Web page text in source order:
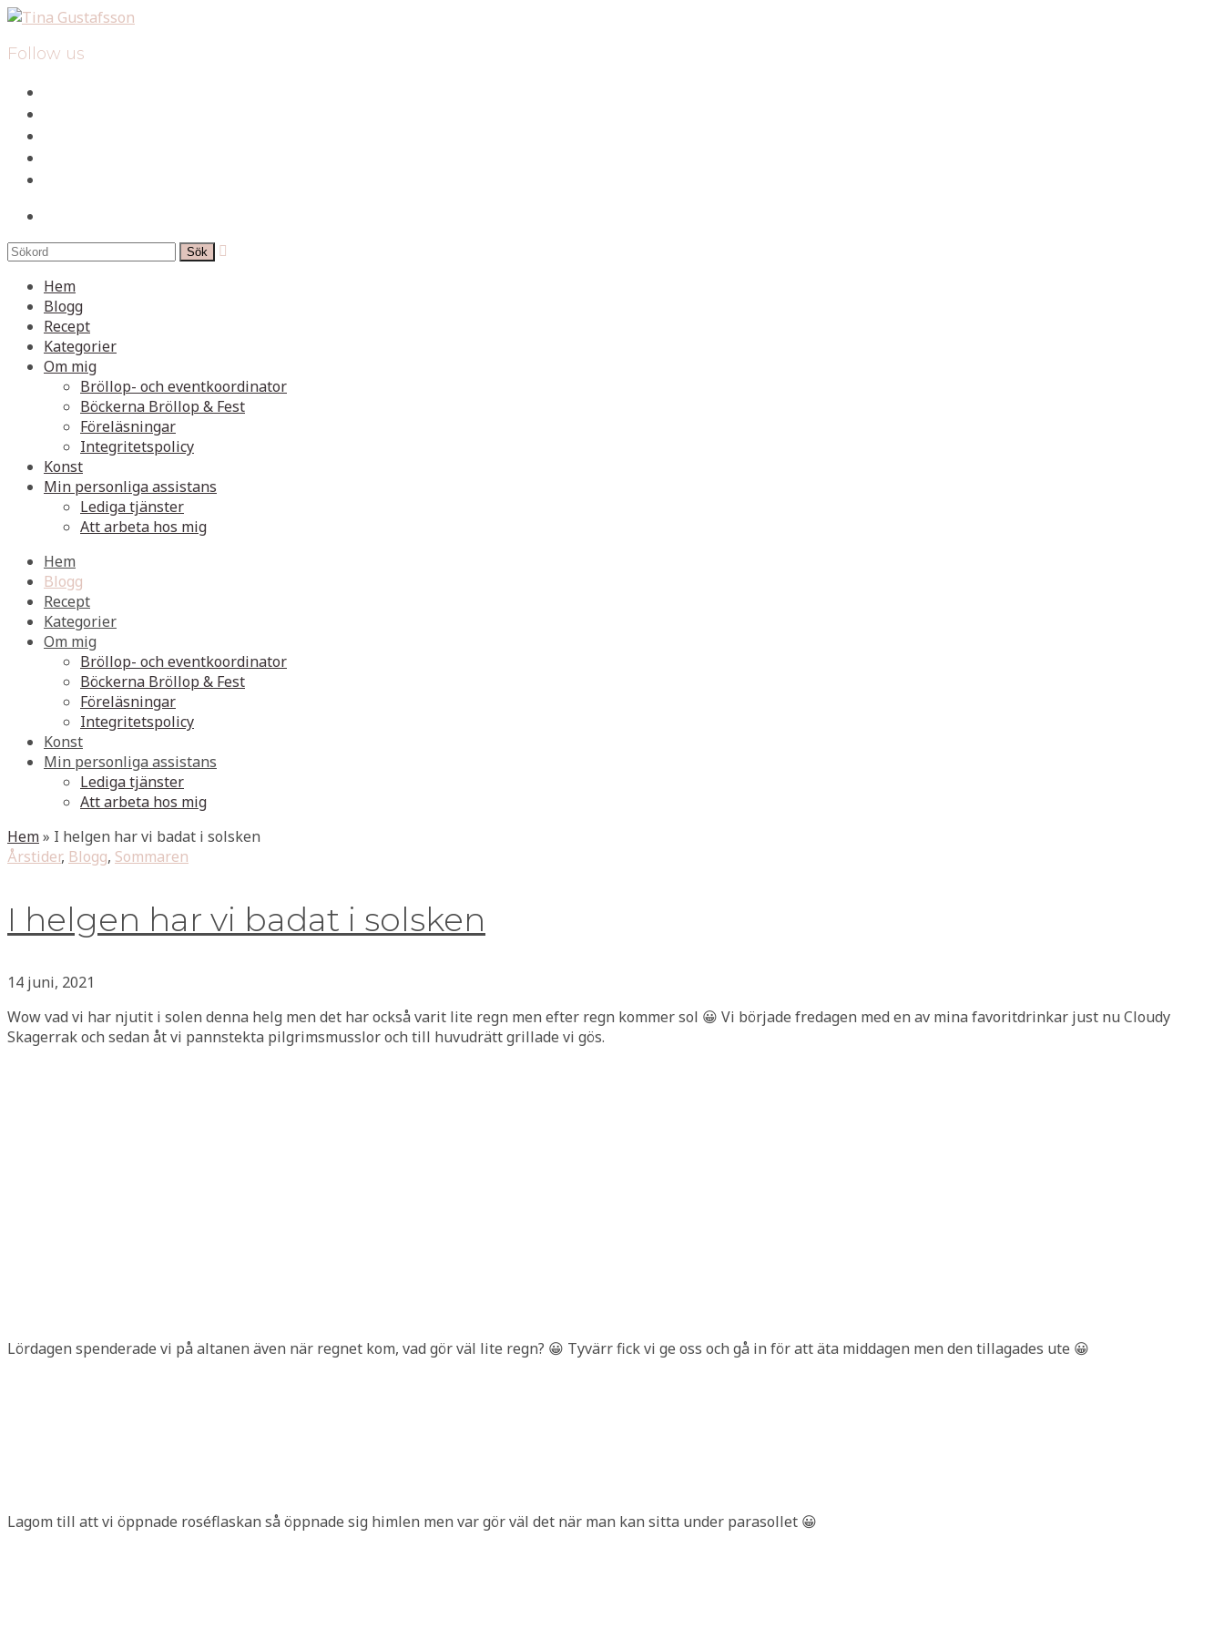
Follow us

Hem
Blogg
Recept
Kategorier
Om mig
Bröllop- och eventkoordinator
Böckerna Bröllop & Fest
Föreläsningar
Integritetspolicy
Konst
Min personliga assistans
Lediga tjänster
Att arbeta hos mig
Hem
Blogg
Recept
Kategorier
Om mig
Bröllop- och eventkoordinator
Böckerna Bröllop & Fest
Föreläsningar
Integritetspolicy
Konst
Min personliga assistans
Lediga tjänster
Att arbeta hos mig
Hem» I helgen har vi badat i solsken
Årstider, Blogg, Sommaren
I helgen har vi badat i solsken
14 juni, 2021
Wow vad vi har njutit i solen denna helg men det har också varit lite regn men efter regn kommer sol 😀 Vi började fredagen med en av mina favoritdrinkar just nu Cloudy
Skagerrak och sedan åt vi pannstekta pilgrimsmusslor och till huvudrätt grillade vi gös.
Lördagen spenderade vi på altanen även när regnet kom, vad gör väl lite regn? 😀 Tyvärr fick vi ge oss och gå in för att äta middagen men den tillagades ute 😀
Lagom till att vi öppnade roséflaskan så öppnade sig himlen men var gör väl det när man kan sitta under parasollet 😀